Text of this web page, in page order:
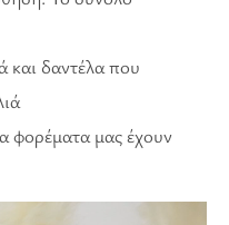
και δαντέλα που
φορέματα μας έχουν